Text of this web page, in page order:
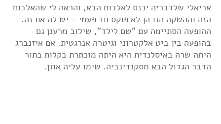
אריאלי שלדבריה יכנס לאלבום הבא, והראה לי שהאלבום
הזה וההשקה הזו הן לא פוקס חד פעמי - יש לה את זה.
ההופעה הסתיימה עם "שם לילד", שילוב מרענן גם
בהופעה בין ביט אלקטרוני וגיטרה אנרגטית. אם איזנברג
היתה שרה באיסלנדית היא היתה מוכתרת בקלות בתור
הדבר הגדול הבא מסקנדינביה. שימו עליה אוזן.